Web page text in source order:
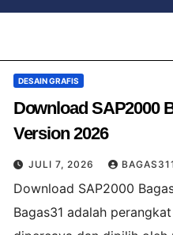
DESAIN GRAFIS
Download SAP2000
Version 2026
JULI 7, 2026
Download SAP2000
Bagas31 adalah